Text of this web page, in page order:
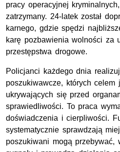
pracy operacyjnej
zatrzymany. 24-latek został
karnego, gdzie spędzi
karę pozbawienia wolności za
przestępstwa drogowe.
Policjanci każdego dnia
poszukiwawcze, których celem
ukrywających się przed
sprawiedliwości. To praca
doświadczenia i cierpliwości.
systematycznie sprawdzają
poszukiwani mogą przebywać,